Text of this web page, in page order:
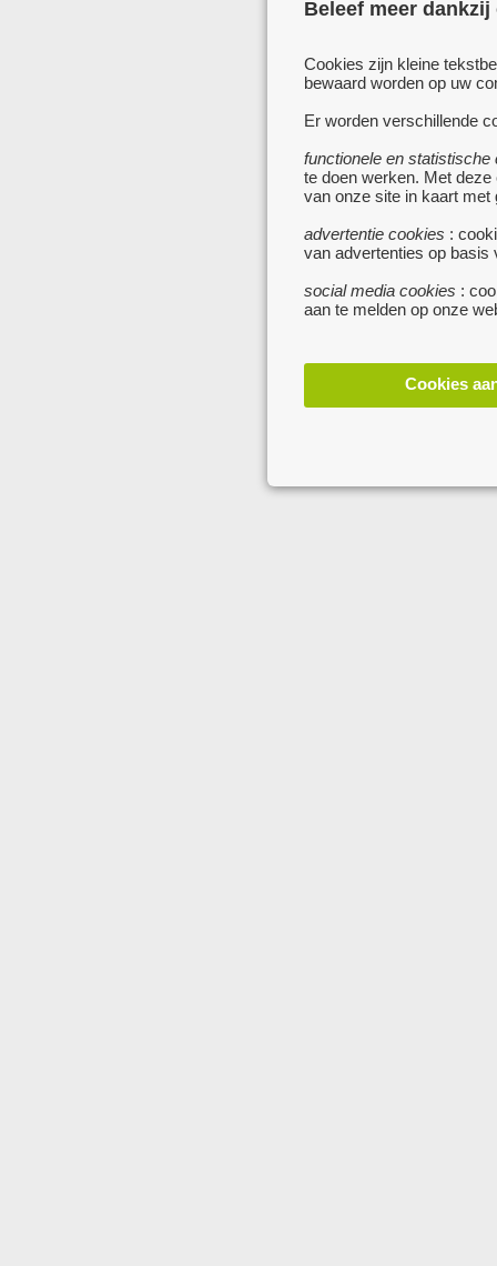
Beleef meer
Cookies zijn kleine
bewaard worden op uw
Er worden verschillende
functionele en statistische
te doen werken. Met
van onze site in kaart met
advertentie cookies :
van advertenties op basis
social media cookies :
aan te melden op onze
Cookies